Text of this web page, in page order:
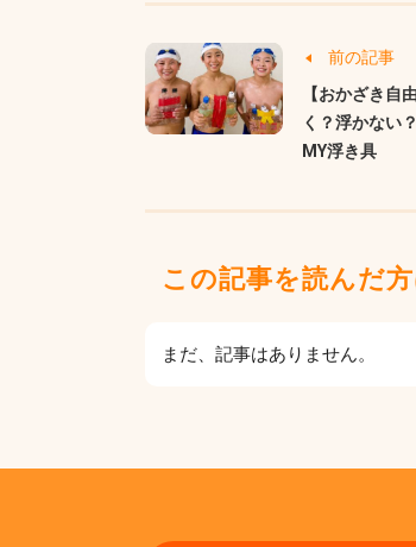
前の記事
【おかざき
く？浮かない
MY浮き具
この記事を読んだ
まだ、記事はありません。